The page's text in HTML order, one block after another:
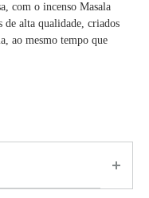
com o incenso Masala
alta qualidade, criados
ao mesmo tempo que